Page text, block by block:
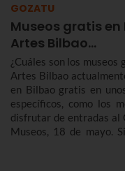
GOZATU
Museos gratis en
Artes Bilbao…
¿Cuáles son los
Artes Bilbao
en Bilbao gratis en
específicos, como los
disfrutar de entradas al
Museos, 18 de mayo.